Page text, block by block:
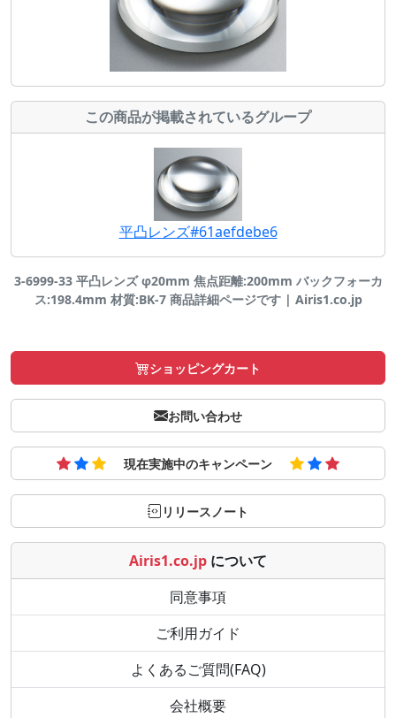
この商品が掲載されているグループ
平凸レンズ#61aefdebe6
3-6999-33 平凸レンズ φ20mm 焦点距離:200mm バックフォーカ
ス:198.4mm 材質:BK-7 商品詳細ページです | Airis1.co.jp
ショッピングカート
お問い合わせ
現在実施中のキャンペーン
リリースノート
Airis1.co.jp について
同意事項
ご利用ガイド
よくあるご質問(FAQ)
会社概要